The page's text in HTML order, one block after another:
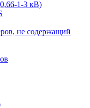
1-3 кВ)
не содержащий